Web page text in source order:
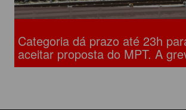
Categoria dá prazo até 23h
aceitar proposta do MPT. A